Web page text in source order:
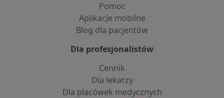
Pomoc
Aplikacje mobilne
Blog dla pacjentów
Dla profesjonalistów
Cennik
Dla lekarzy
Dla placówek medycznych